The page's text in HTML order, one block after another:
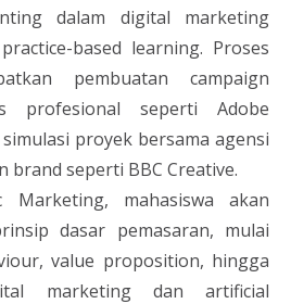
dalam digital marketing
based learning. Proses
pembuatan campaign
profesional seperti Adobe
proyek bersama agensi
brand seperti BBC Creative.
Marketing, mahasiswa akan
dasar pemasaran, mulai
value proposition, hingga
marketing dan artificial